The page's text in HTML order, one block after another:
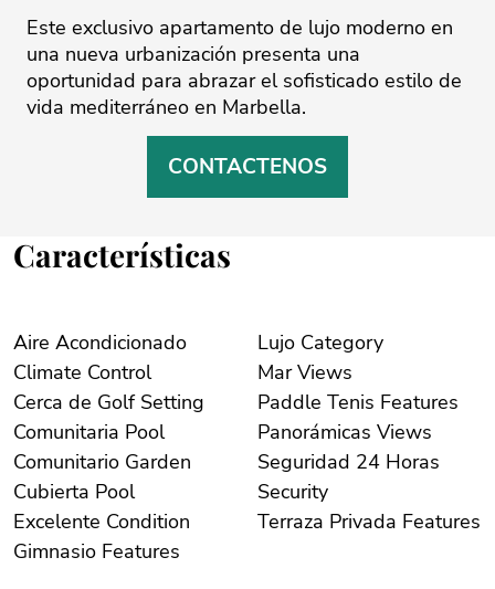
Este exclusivo apartamento de lujo moderno en
una nueva urbanización presenta una
oportunidad para abrazar el sofisticado estilo de
vida mediterráneo en Marbella.
CONTACTENOS
Características
Aire Acondicionado
Climate Control
Cerca de Golf Setting
Comunitaria Pool
Comunitario Garden
Cubierta Pool
Excelente Condition
Gimnasio Features
Lujo Category
Mar Views
Paddle Tenis Features
Panorámicas Views
Seguridad 24 Horas
Security
Terraza Privada Features